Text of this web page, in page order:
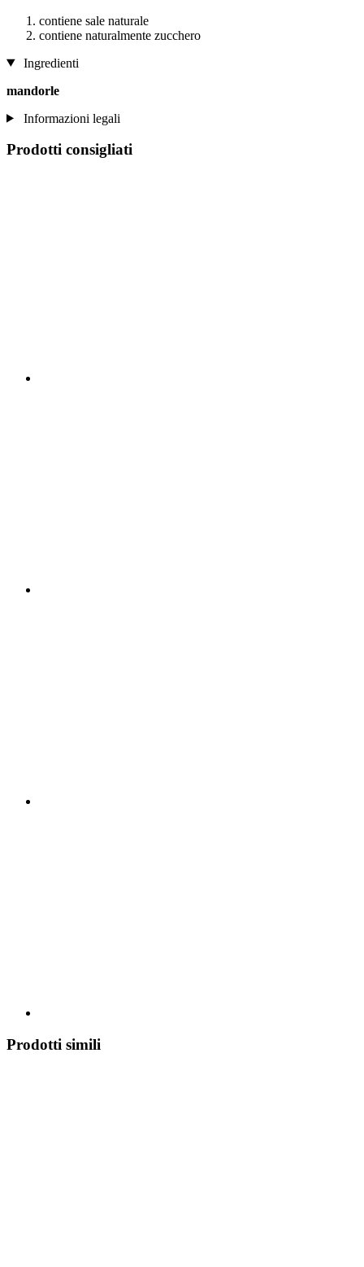
contiene sale naturale
contiene naturalmente zucchero
Ingredienti
mandorle
Informazioni legali
Prodotti consigliati
Prodotti simili